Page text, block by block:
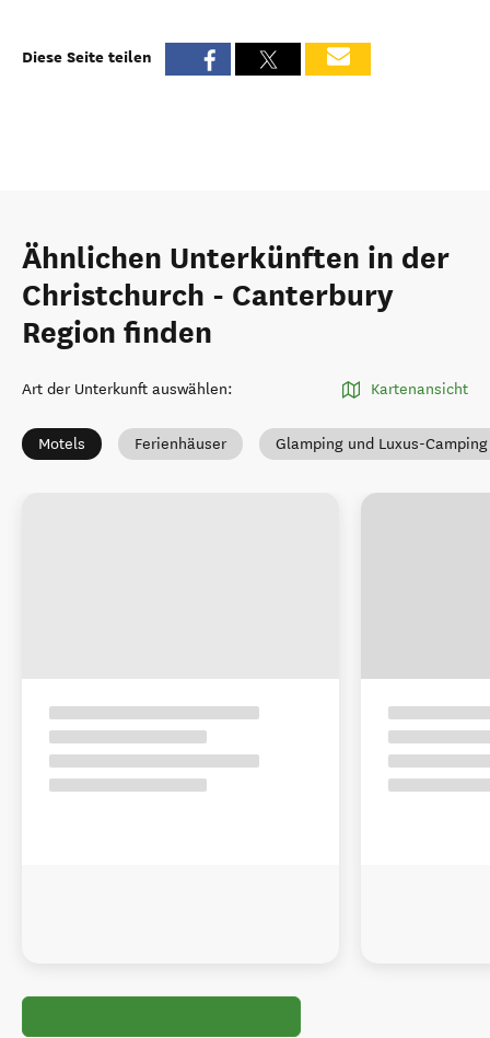
Diese Seite teilen
Ähnlichen Unterkünften in der
Christchurch - Canterbury
Region finden
Art der Unterkunft auswählen: Kartenansicht
Motels Ferienhäuser Glamping und Luxus-Camping